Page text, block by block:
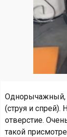
Однорычажный,
(струя и спрей).
отверстие.
такой